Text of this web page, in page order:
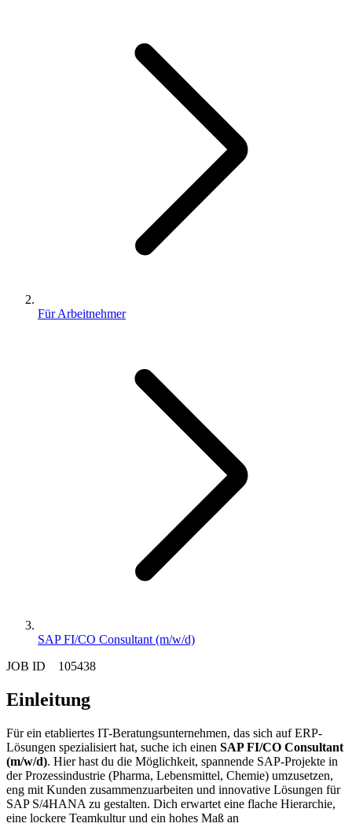
Für Arbeitnehmer
SAP FI/CO Consultant (m/w/d)
JOB ID 105438
Einleitung
Für ein etabliertes IT-Beratungsunternehmen, das sich auf ERP-
Lösungen spezialisiert hat, suche ich einen SAP FI/CO Consultant
(m/w/d). Hier hast du die Möglichkeit, spannende SAP-Projekte in
der Prozessindustrie (Pharma, Lebensmittel, Chemie) umzusetzen,
eng mit Kunden zusammenzuarbeiten und innovative Lösungen für
SAP S/4HANA zu gestalten. Dich erwartet eine flache Hierarchie,
eine lockere Teamkultur und ein hohes Maß an